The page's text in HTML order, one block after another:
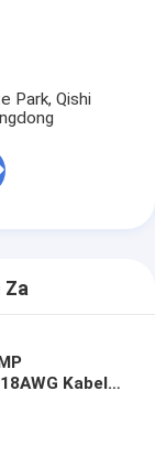
Park, Qishi
Za
Kabel